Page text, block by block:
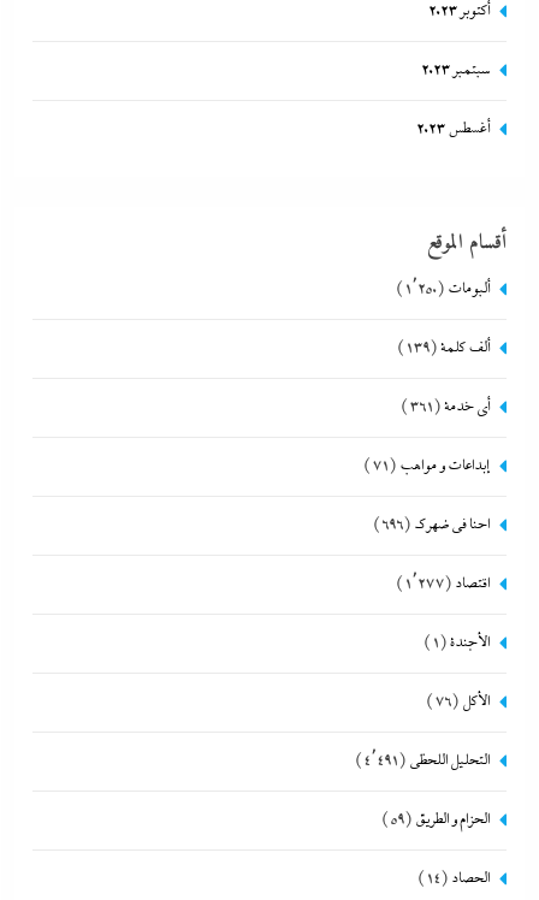
أكتوبر 2023
سبتمبر 2023
أغسطس 2023
أقسام الموقع
ألبومات (1٬250)
ألف كلمة(139)
أي خدمة(361)
إبداعات و مواهب (71)
احنا في ضهرك (696)
اقتصاد (1٬277)
الأجندة(1)
الأكل (76)
التحليل اللحظي (4٬491)
الحزام و الطريق (59)
الحصاد (14)